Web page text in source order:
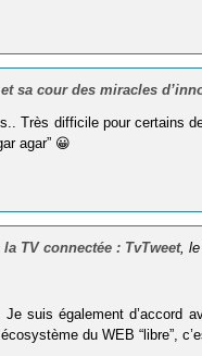
sa cour des miracles
Très difficile pour certains
agar” 😀
TV connectée : TvTweet,
suis également d’accord
du WEB “libre”,